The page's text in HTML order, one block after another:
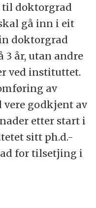
doktorgrad
gå inn i eit
doktorgrad
år, utan andre
ved instituttet.
av
godkjent av
etter start i
sitt ph.d.-
for tilsetjing i